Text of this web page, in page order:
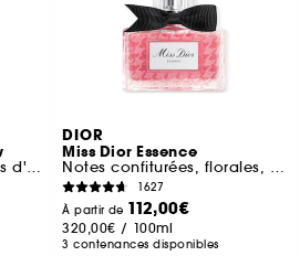
Eau de parfum aux notes d'iris et de framboise
DIOR
Miss Dior Essence
Notes confiturées, florales, boisées
1627
À partir de 112,00€
320,00€ / 100ml
3 contenances disponibles